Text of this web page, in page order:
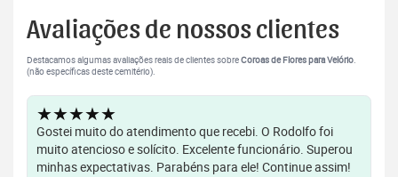
Avaliações de nossos clientes
Destacamos algumas avaliações reais de clientes sobreCoroas de Flores para Velório.
(não específicas deste cemitério).
★★★★★
Gostei muito do atendimento que recebi. O Rodolfo foi
muito atencioso e solícito. Excelente funcionário. Superou
minhas expectativas. Parabéns para ele! Continue assim!